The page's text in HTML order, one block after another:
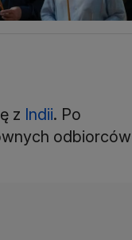
z Indii. Po
odbiorców